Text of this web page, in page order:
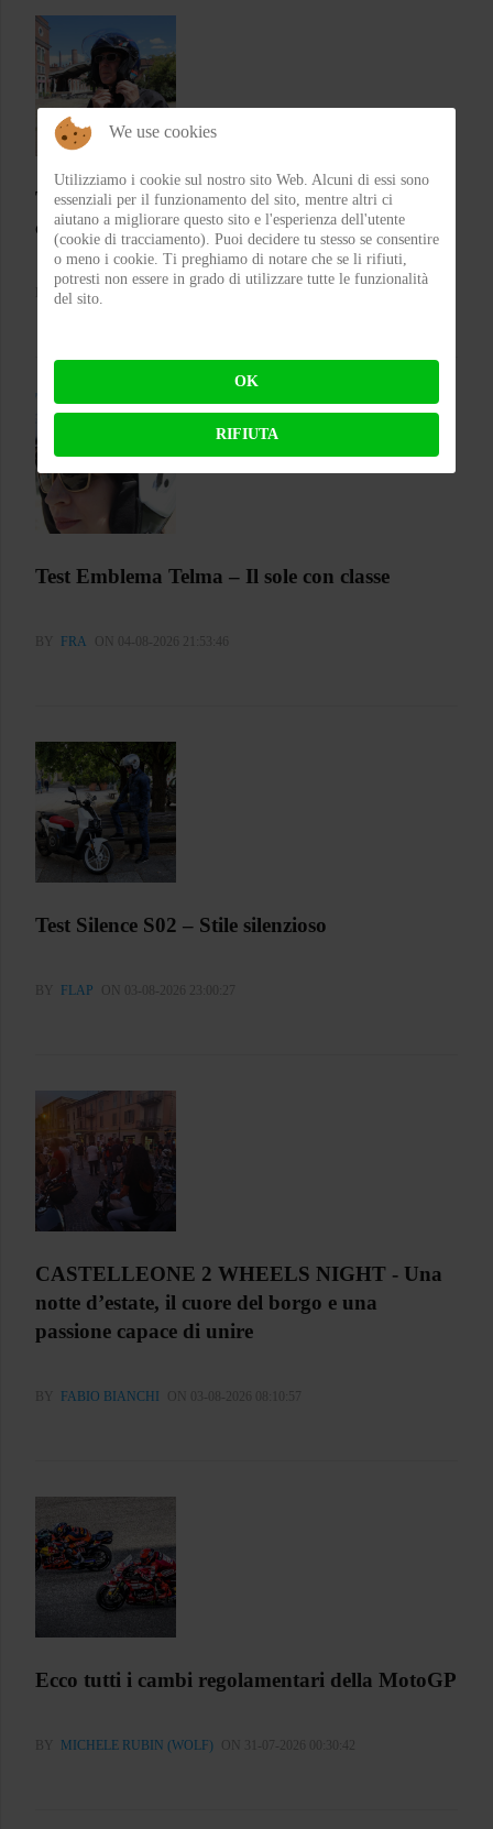
Test CGM 136 RNA Fibra – Il jet che punta su
comfort e carattere
FLAP
Test Emblema Telma – Il sole con classe
BY FRA ON 04-08-2026 21:53:46
Test Silence S02 – Stile silenzioso
BY FLAP ON 03-08-2026 23:00:27
CASTELLEONE 2 WHEELS NIGHT - Una
notte d’estate, il cuore del borgo e una
passione capace di unire
BY FABIO BIANCHI ON 03-08-2026 08:10:57
Ecco tutti i cambi regolamentari della MotoGP
BY MICHELE RUBIN (WOLF) ON 31-07-2026 00:30:42
We use cookies
Utilizziamo i cookie sul nostro sito Web. Alcuni di essi sono
essenziali per il funzionamento del sito, mentre altri ci
aiutano a migliorare questo sito e l'esperienza dell'utente
(cookie di tracciamento). Puoi decidere tu stesso se consentire
o meno i cookie. Ti preghiamo di notare che se li rifiuti,
potresti non essere in grado di utilizzare tutte le funzionalità
del sito.
OK
RIFIUTA